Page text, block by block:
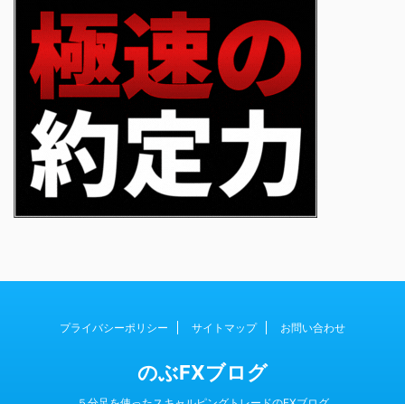
プライバシーポリシー サイトマップ お問い合わせ
のぶFXブログ